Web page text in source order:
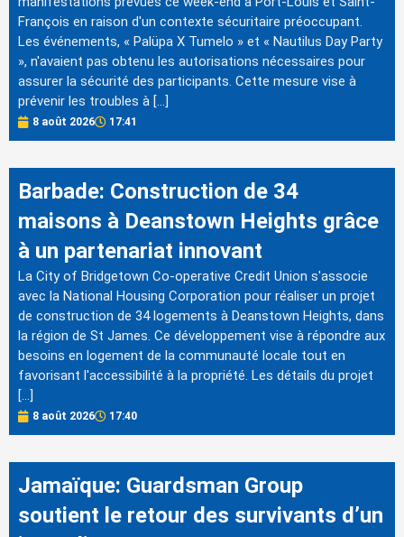
François en raison d'un contexte sécuritaire préoccupant.
Les événements, « Palüpa X Tumelo » et « Nautilus Day Party
», n'avaient pas obtenu les autorisations nécessaires pour
assurer la sécurité des participants. Cette mesure vise à
prévenir les troubles à […]
8 août 2026 17:41
Barbade: Construction de 34
maisons à Deanstown Heights grâce
à un partenariat innovant
La City of Bridgetown Co-operative Credit Union s'associe
avec la National Housing Corporation pour réaliser un projet
de construction de 34 logements à Deanstown Heights, dans
la région de St James. Ce développement vise à répondre aux
besoins en logement de la communauté locale tout en
favorisant l'accessibilité à la propriété. Les détails du projet
[…]
8 août 2026 17:40
Jamaïque: Guardsman Group
soutient le retour des survivants d’un